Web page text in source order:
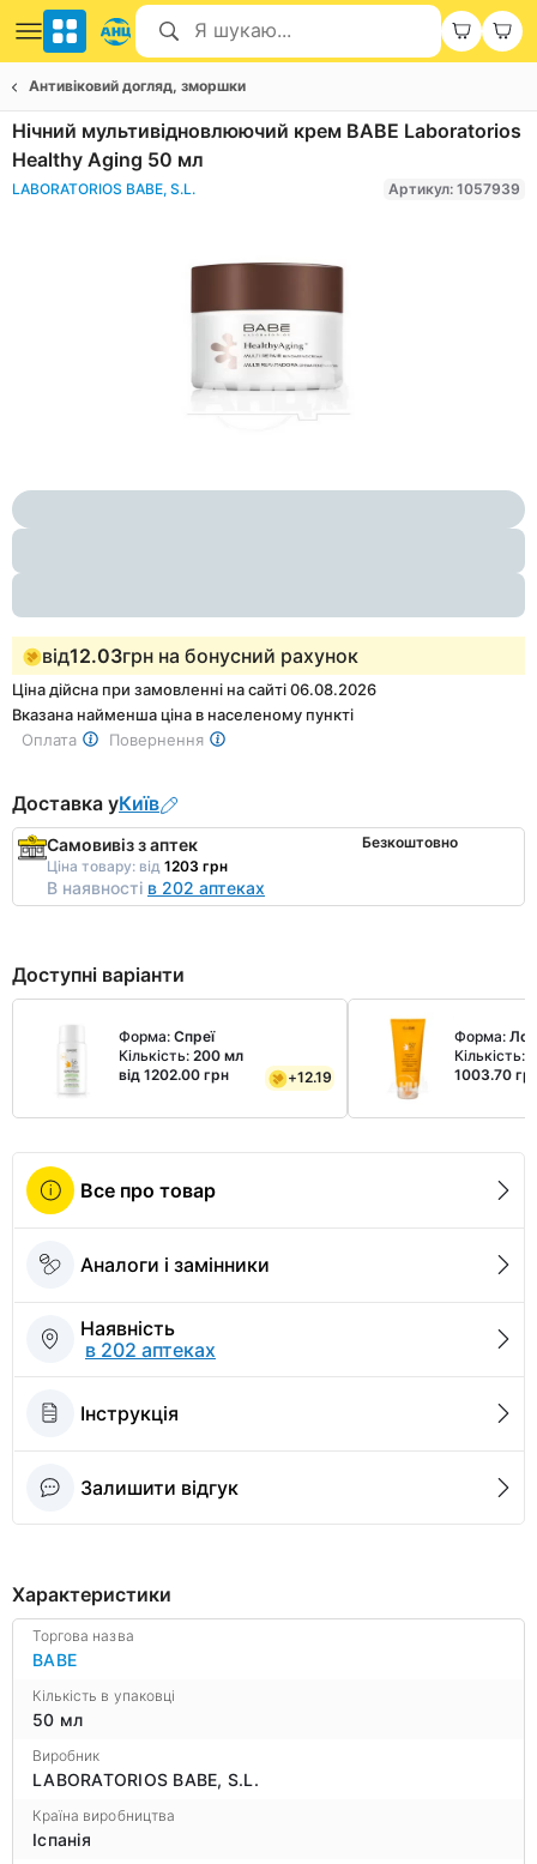
Антивіковий догляд, зморшки
Нічний мультивідновлюючий крем BABE Laboratorios
Healthy Aging 50 мл
LABORATORIOS BABE, S.L. Артикул: 1057939
1
of
від12.03грн на бонусний рахунок
Ціна дійсна при замовленні на сайті 06.08.2026
Вказана найменша ціна в населеному пункті
Оплата
Повернення
Доставка уКиїв
Самовивіз з аптек
Ціна товару: від 1203 грн
В наявності в 202 аптеках
Безкоштовно
Доступні варіанти
Форма: Спреї
Кількість: 200 мл
від 1202.00 грн
+12.19
Форма:
Кількість:
1003.70
Все про товар
Аналоги і замінники
Наявність
в 202 аптеках
Інструкція
Залишити відгук
Характеристики
Торгова назва
BABE
Кількість в упаковці
50 мл
Виробник
LABORATORIOS BABE, S.L.
Країна виробництва
Іспанія